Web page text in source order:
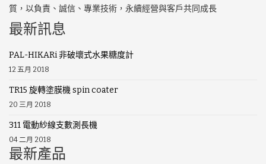
質，以負責、誠信、專業技術，永續經營與客戶共同成長
最新訊息
PAL-HIKARi 非破壞式水果糖度計
12 五月 2018
TR15 旋轉塗膜機 spin coater
20 三月 2018
311 電動紗線支數測長機
04 二月 2018
最新產品